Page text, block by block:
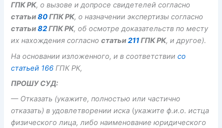
ГПК РК, о вызове и допросе свидетелей согласно
статьи80ГПК РК, о назначении экспертизы согласно
статьи82ГПК РК, об осмотре доказательств по месту
их нахождения согласностатьи211ГПК РК, и другое).
На основании изложенного, и в соответствиисо
статьей 166 ГПК РК,
ПРОШУ СУД:
— Отказать (укажите, полностью или частично
отказать) в удовлетворении иска (укажите ф.и.о. истца
физического лица, либо наименование юридического